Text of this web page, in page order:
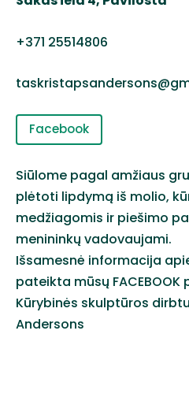
+371 25514806
Facebook
Siūlome pagal amžiaus
plėtoti lipdymą iš molio,
medžiagomis ir piešimo
menininkų vadovaujami.
Išsamesnė informacija
pateikta mūsų FACEBOOK
Kūrybinės skulptūros
Andersons